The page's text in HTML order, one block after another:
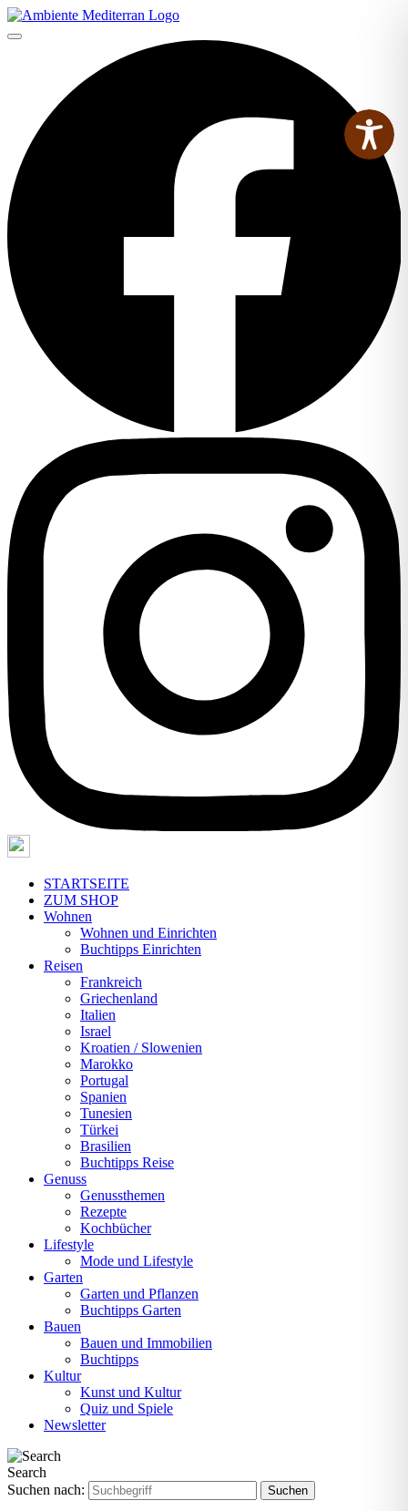
STARTSEITE
ZUM SHOP
Wohnen
Wohnen und Einrichten
Buchtipps Einrichten
Reisen
Frankreich
Griechenland
Italien
Israel
Kroatien / Slowenien
Marokko
Portugal
Spanien
Tunesien
Türkei
Brasilien
Buchtipps Reise
Genuss
Genussthemen
Rezepte
Kochbücher
Lifestyle
Mode und Lifestyle
Garten
Garten und Pflanzen
Buchtipps Garten
Bauen
Bauen und Immobilien
Buchtipps
Kultur
Kunst und Kultur
Quiz und Spiele
Newsletter
Search
Suchen nach: